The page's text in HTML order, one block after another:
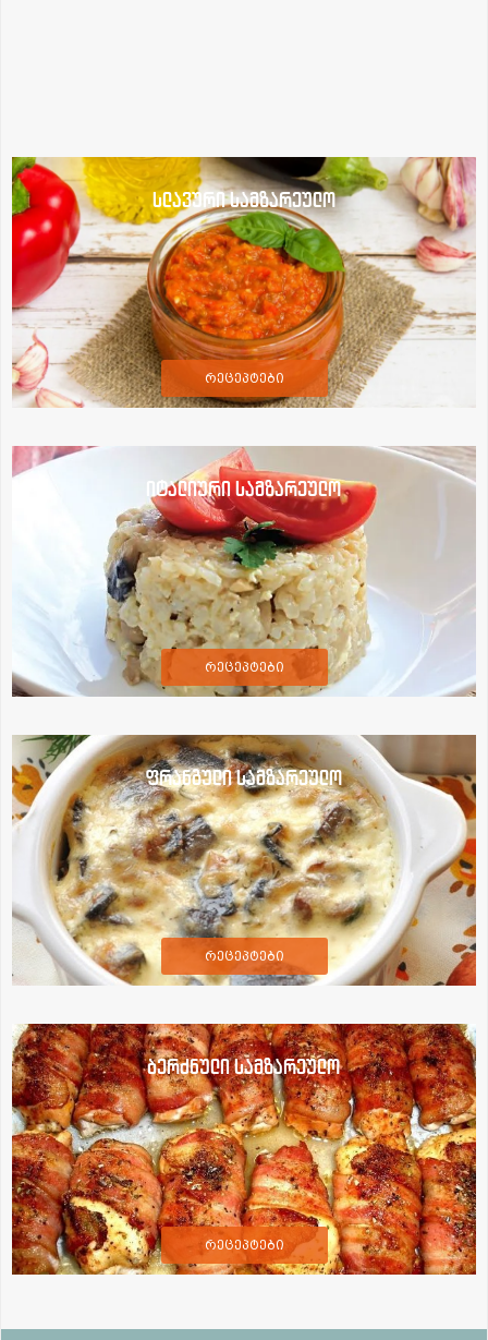
სლავური სამზარეულო
რეცეპტები
იტალიური სამზარეულო
რეცეპტები
ფრანგული სამზარეულო
რეცეპტები
ბერძნული სამზარეულო
რეცეპტები